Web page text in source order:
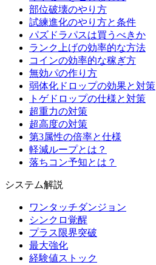
部位破壊のやり方
試練進化のやり方と条件
パズドラパスは買うべきか
ランク上げの効率的な方法
コインの効率的な稼ぎ方
無効パの作り方
弱体化ドロップの効果と対策
トゲドロップの仕様と対策
超重力の対策
超高度の対策
第3属性の倍率と仕様
軽減ループとは？
落ちコン予知とは？
システム解説
ワンタッチダンジョン
シンクロ覚醒
プラス限界突破
最大強化
経験値ストック